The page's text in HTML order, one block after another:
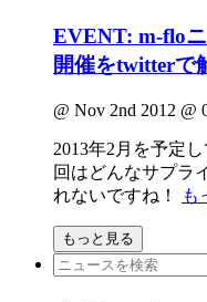
EVENT: m-flo
開催をtwitterで
@ Nov 2nd 2012 @
2013年2月を予定
回はどんなサプラ
れないですね！
も
もっと見る